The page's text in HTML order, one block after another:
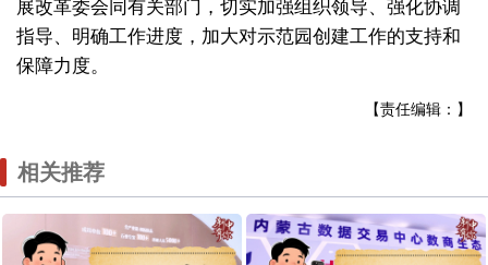
展改革委会同有关部门，切实加强组织领导、强化协调
指导、明确工作进度，加大对示范园创建工作的支持和
保障力度。
【责任编辑：】
相关推荐